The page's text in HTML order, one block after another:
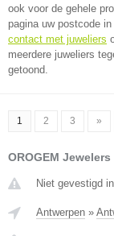
ook voor de gehele
pagina uw postcode
contact met juweliers
meerdere juweliers
getoond.
1 2 3 »
OROGEM Jewelers
Niet gevestigd
Antwerpen »